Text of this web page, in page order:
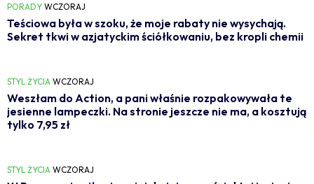
PORADY WCZORAJ
Teściowa była w szoku, że moje rabaty nie wysychają.
Sekret tkwi w azjatyckim ściółkowaniu, bez kropli chemii
STYL ŻYCIA WCZORAJ
Weszłam do Action, a pani właśnie rozpakowywała te
jesienne lampeczki. Na stronie jeszcze nie ma, a kosztują
tylko 7,95 zł
STYL ŻYCIA WCZORAJ